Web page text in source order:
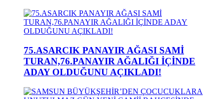
75.ASARCIK PANAYIR AĞASI SAMİ
TURAN,76.PANAYIR AĞALIĞI İÇİNDE
ADAY OLDUĞUNU AÇIKLADI!